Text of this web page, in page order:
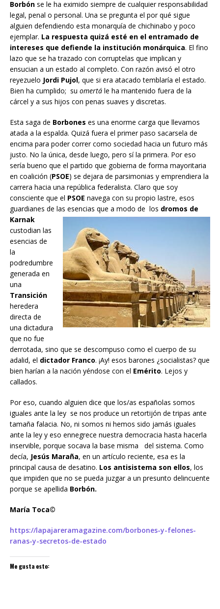
Borbón se le ha eximido siempre de cualquier responsabilidad
legal, penal o personal. Una se pregunta el por qué sigue
alguien defendiendo esta monarquía de chichinabo y poco
ejemplar. La respuesta quizá esté en el entramado de
intereses que defiende la institución monárquica. El fino
lazo que se ha trazado con corruptelas que implican y
ensucian a un estado al completo. Con razón avisó el otro
reyezuelo Jordi Pujol, que si era atacado temblaría el estado.
Bien ha cumplido; su omertá le ha mantenido fuera de la
cárcel y a sus hijos con penas suaves y discretas.
Esta saga de Borbones es una enorme carga que llevamos
atada a la espalda. Quizá fuera el primer paso sacarsela de
encima para poder correr como sociedad hacia un futuro más
justo. No la única, desde luego, pero sí la primera. Por eso
sería bueno que el partido que gobierna de forma mayoritaria
en coalición (PSOE) se dejara de parsimonias y emprendiera la
carrera hacia una república federalista. Claro que soy
consciente que el PSOE navega con su propio lastre, esos
guardianes de las esencias que a modo de los dromos de
Karnak
custodian las
esencias de
la
podredumbre
generada en
una
Transición
heredera
directa de
una dictadura
que no fue
derrotada, sino que se descompuso como el cuerpo de su
adalid, el dictador Franco. ¡Ay! esos barones ¿socialistas? que
bien harían a la nación yéndose con el Emérito. Lejos y
callados.
Por eso, cuando alguien dice que los/as españolas somos
iguales ante la ley se nos produce un retortijón de tripas ante
tamaña falacia. No, ni somos ni hemos sido jamás iguales
ante la ley y eso ennegrece nuestra democracia hasta hacerla
inservible, porque socava la base misma del sistema. Como
decía, Jesús Maraña, en un artículo reciente, esa es la
principal causa de desatino. Los antisistema son ellos, los
que impiden que no se pueda juzgar a un presunto delincuente
porque se apellida Borbón.
María Toca©
https://lapajareramagazine.com/borbones-y-felones-
ranas-y-secretos-de-estado
Me gusta esto: